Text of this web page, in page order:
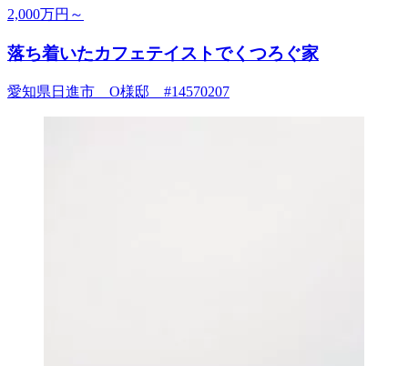
2,000万円～
落ち着いたカフェテイストでくつろぐ家
愛知県日進市 O様邸 #14570207